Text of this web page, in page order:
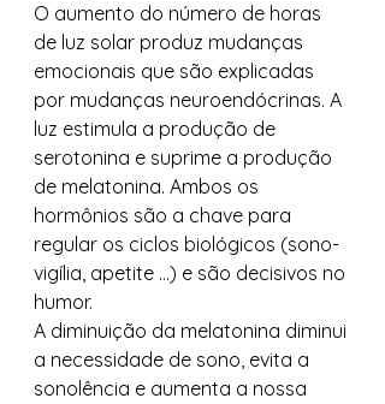
O aumento do número de horas
de luz solar produz mudanças
emocionais que são explicadas
por mudanças neuroendócrinas. A
luz estimula a produção de
serotonina e suprime a produção
de melatonina. Ambos os
hormônios são a chave para
regular os ciclos biológicos (sono-
vigília, apetite …) e são decisivos no
humor.
A diminuição da melatonina diminui
a necessidade de sono, evita a
sonolência e aumenta a nossa